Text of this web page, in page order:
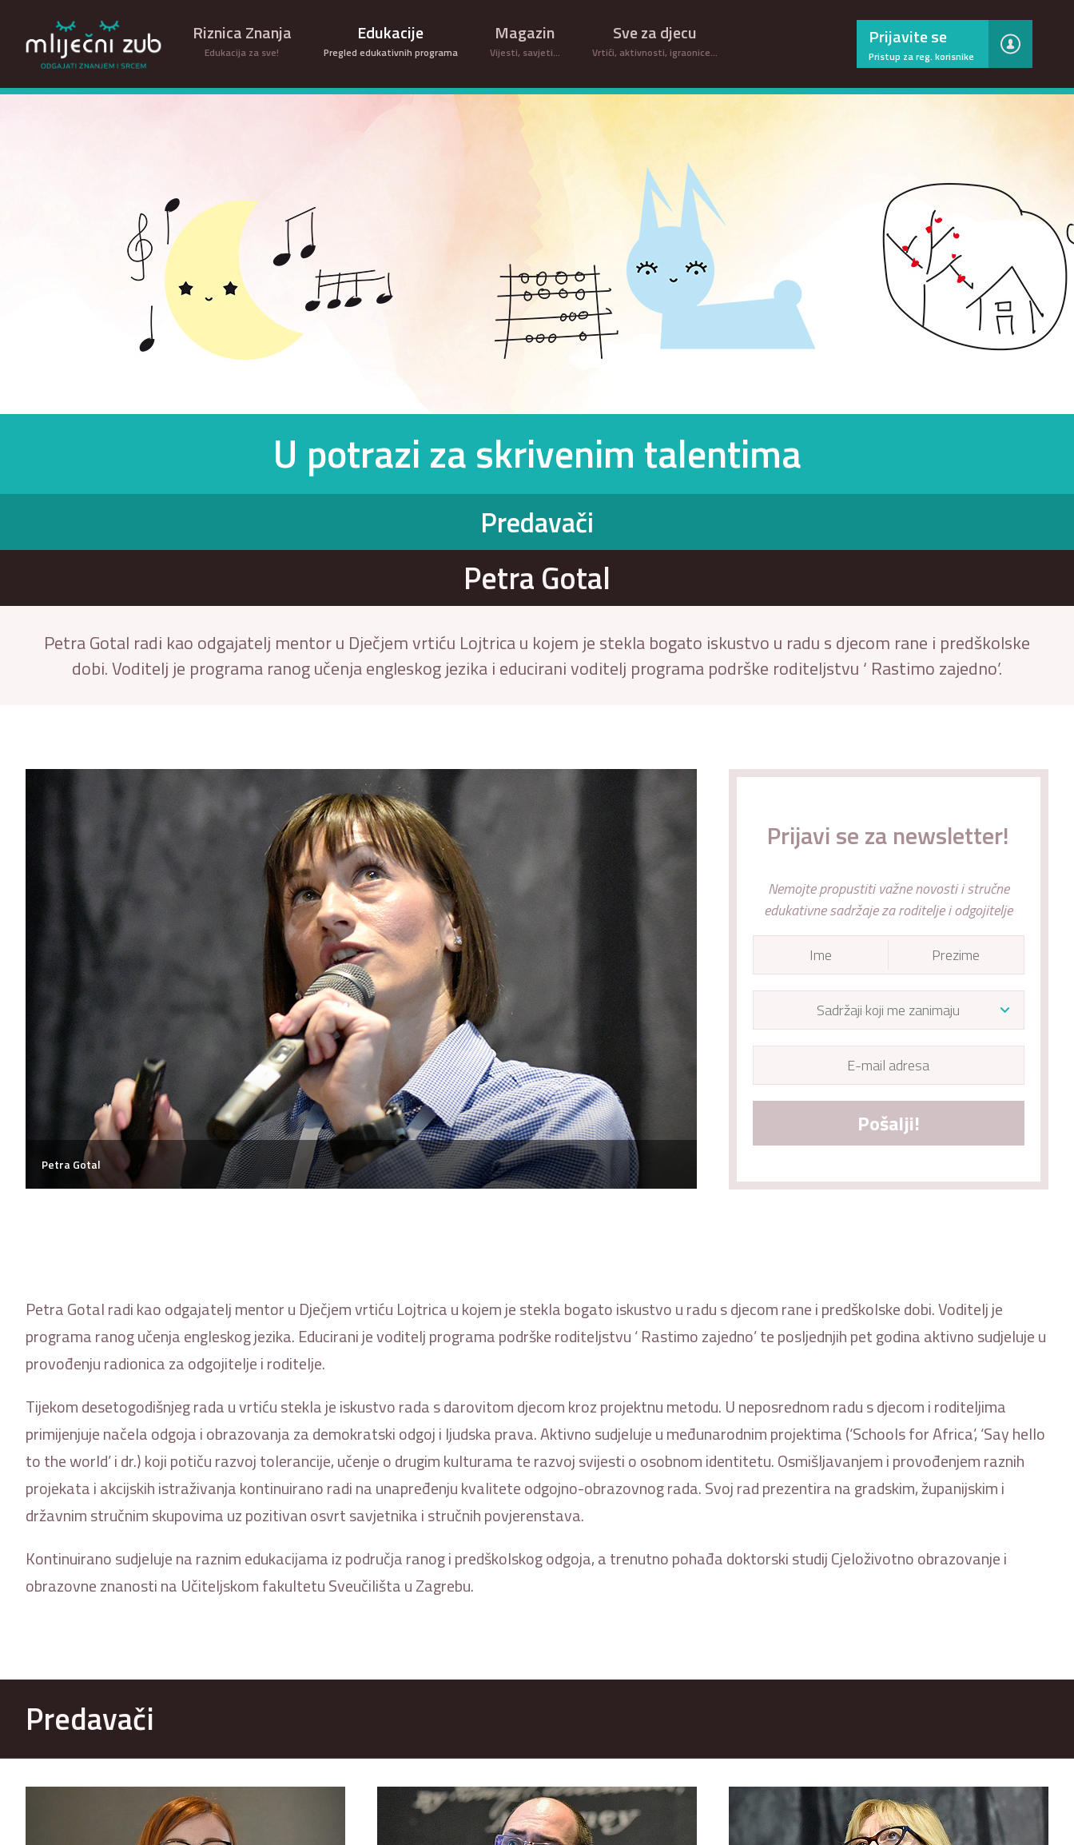
×
Riznica Znanja
Edukacija za sve!
Edukacije
Pregled edukativnih programa
Magazin
Vijesti, savjeti...
Sve za djecu
Vrtići, aktivnosti, igraonice…
Prijavite se
Pristup za reg. korisnike
U potrazi za skrivenim talentima
Predavači
Petra Gotal
Petra Gotal radi kao odgajatelj mentor u Dječjem vrtiću Lojtrica u kojem je stekla bogato iskustvo u radu s djecom rane i predškolske
dobi. Voditelj je programa ranog učenja engleskog jezika i educirani voditelj programa podrške roditeljstvu ‘ Rastimo zajedno’.
Petra Gotal
Prijavi se za newsletter!
Nemojte propustiti važne novosti i stručne
edukativne sadržaje za roditelje i odgojitelje
Pošalji!
Petra Gotal radi kao odgajatelj mentor u Dječjem vrtiću Lojtrica u kojem je stekla bogato iskustvo u radu s djecom rane i predškolske dobi. Voditelj je
programa ranog učenja engleskog jezika. Educirani je voditelj programa podrške roditeljstvu ‘ Rastimo zajedno’ te posljednjih pet godina aktivno sudjeluje u
provođenju radionica za odgojitelje i roditelje.
Tijekom desetogodišnjeg rada u vrtiću stekla je iskustvo rada s darovitom djecom kroz projektnu metodu. U neposrednom radu s djecom i roditeljima
primijenjuje načela odgoja i obrazovanja za demokratski odgoj i ljudska prava. Aktivno sudjeluje u međunarodnim projektima (‘Schools for Africa’, ‘Say hello
to the world’ i dr.) koji potiču razvoj tolerancije, učenje o drugim kulturama te razvoj svijesti o osobnom identitetu. Osmišljavanjem i provođenjem raznih
projekata i akcijskih istraživanja kontinuirano radi na unapređenju kvalitete odgojno-obrazovnog rada. Svoj rad prezentira na gradskim, županijskim i
državnim stručnim skupovima uz pozitivan osvrt savjetnika i stručnih povjerenstava.
Kontinuirano sudjeluje na raznim edukacijama iz područja ranog i predškolskog odgoja, a trenutno pohađa doktorski studij Cjeloživotno obrazovanje i
obrazovne znanosti na Učiteljskom fakultetu Sveučilišta u Zagrebu.
Predavači